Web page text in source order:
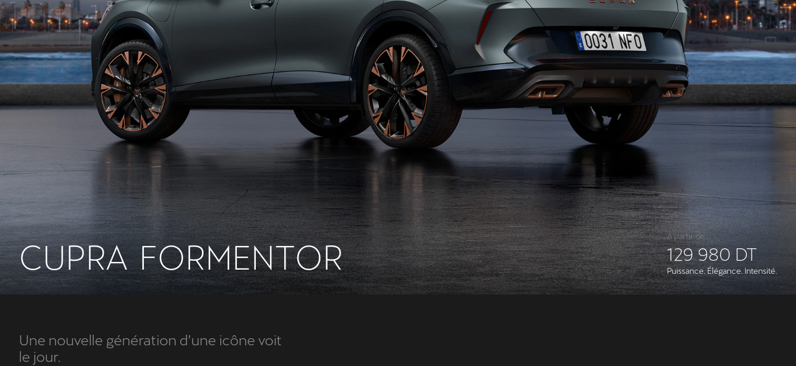
CUPRA FORMENTOR
À partir de :
129 980 DT
Puissance. Élégance. Intensité.
Une nouvelle génération d’une icône voit
le jour.